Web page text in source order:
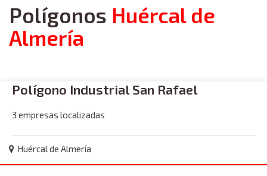
Polígonos Huércal de
Almería
Polígono Industrial San Rafael
3 empresas localizadas
Huércal de Almería